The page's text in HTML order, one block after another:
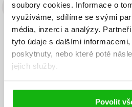
soubory cookies. Informace o
využíváme, sdílíme se svými
média, inzerci a analýzy.
tyto údaje s dalšími
poskytnuty, nebo které poté
jejich služby.
Povolit
Budete to vědět jako
Zajímá Vás, jaký knižní hit právě
sleva, jaká běží soutěž o ceny?
mailových novineksouhlasíte se
Vaše e-
mailová
Vaše e-
mailová
Vaše e-mailová adresa